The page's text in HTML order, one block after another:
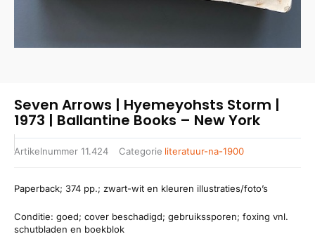
Seven Arrows | Hyemeyohsts Storm |
1973 | Ballantine Books – New York
Artikelnummer 11.424 Categorie literatuur-na-1900
Paperback; 374 pp.; zwart-wit en kleuren illustraties/foto’s
Conditie: goed; cover beschadigd; gebruikssporen; foxing vnl.
schutbladen en boekblok